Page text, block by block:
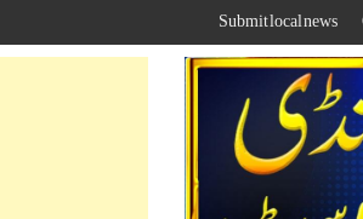
Submit local news